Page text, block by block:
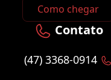
Como chegar
Contato
(47) 3368-0914